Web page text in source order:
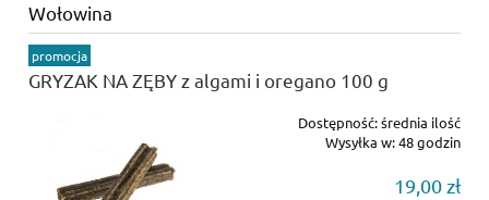
Wołowina
GRYZAK NA ZĘBY z algami i oregano 100 g
Dostępność:średnia ilość
Wysyłka w:48 godzin
19,00 zł
promocja